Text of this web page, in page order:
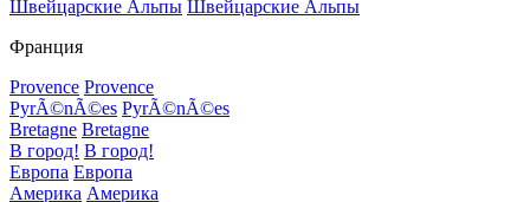
Швейцарские Альпы Швейцарские Альпы
Франция
Provence Provence
PyrÃ©nÃ©es PyrÃ©nÃ©es
Bretagne Bretagne
В город! В город!
Европа Европа
Америка Америка